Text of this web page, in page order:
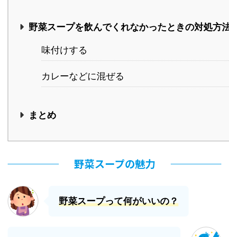
野菜スープを飲んでくれなかったときの対処方
味付けする
カレーなどに混ぜる
まとめ
野菜スープの魅力
野菜スープって何がいいの？